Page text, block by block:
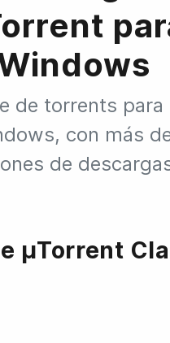
de torrents para
con más
de
µTorrent